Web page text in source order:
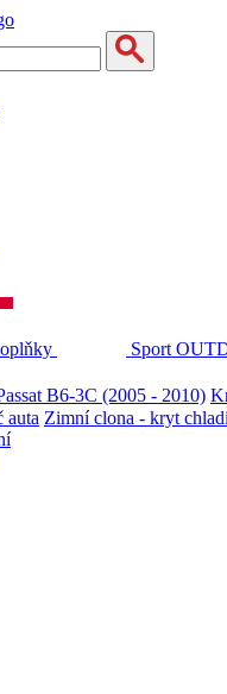
Sport
B6-3C (2005 - 2010)
auta Zimní clona - kryt